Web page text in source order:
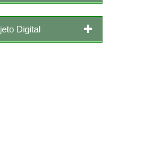
Digital